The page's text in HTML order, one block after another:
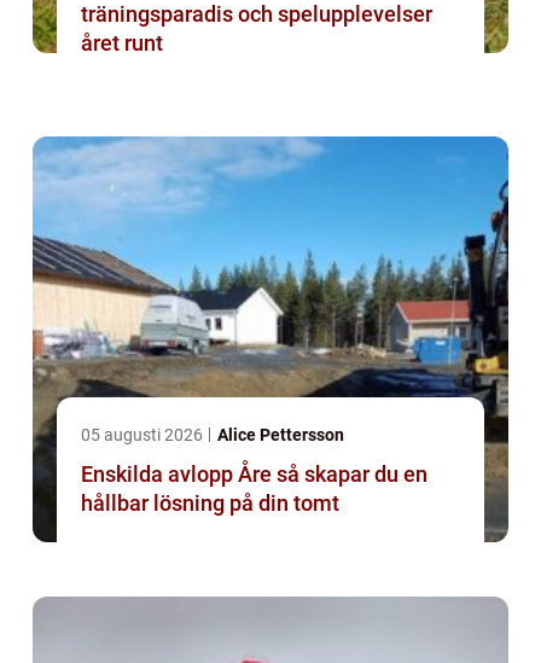
träningsparadis och spelupplevelser
året runt
05 augusti 2026 Alice Pettersson
Enskilda avlopp Åre så skapar du en
hållbar lösning på din tomt